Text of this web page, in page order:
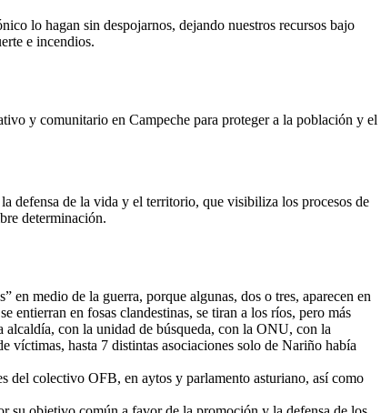
lo hagan sin despojarnos, dejando nuestros recursos bajo
e incendios.
y comunitario en Campeche para proteger a la población y el
defensa de la vida y el territorio, que visibiliza los procesos de
determinación.
en medio de la guerra, porque algunas, dos o tres, aparecen en
entierran en fosas clandestinas, se tiran a los ríos, pero más
alcaldía, con la unidad de búsqueda, con la ONU, con la
víctimas, hasta 7 distintas asociaciones solo de Nariño había
del colectivo OFB, en aytos y parlamento asturiano, así como